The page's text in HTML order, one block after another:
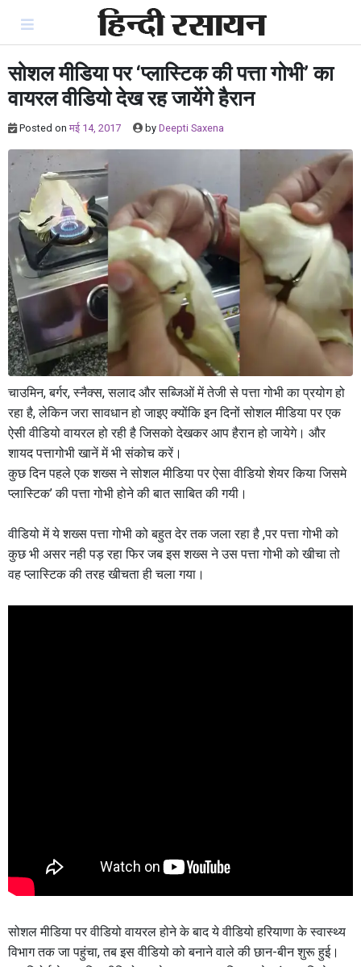
content
सोशल मीडिया पर ‘प्लास्टिक की पत्ता गोभी’ का
वायरल वीडियो देख रह जायेंगे हैरान
Posted on मई 14, 2017 by Deepti Saxena
चाउमिन, बर्गर, स्नैक्स, सलाद और सब्जिओं में तेजी से पत्ता गोभी का प्रयोग हो
रहा है, लेकिन जरा सावधान हो जाइए क्योंकि इन दिनों सोशल मीडिया पर एक
ऐसी वीडियो वायरल हो रही है जिसको देखकर आप हैरान हो जायेगे। और
शायद पत्तागोभी खानें में भी संकोच करें।
कुछ दिन पहले एक शख्स ने सोशल मीडिया पर ऐसा वीडियो शेयर किया जिसमे
प्लास्टिक’ की पत्ता गोभी होने की बात साबित की गयी।
वीडियो में ये शख्स पत्ता गोभी को बहुत देर तक जला रहा है ,पर पत्ता गोभी को
कुछ भी असर नही पड़ रहा फिर जब इस शख्स ने उस पत्ता गोभी को खीचा तो
वह प्लास्टिक की तरह खीचता ही चला गया।
सोशल मीडिया पर वीडियो वायरल होने के बाद ये वीडियो हरियाणा के स्वास्थ्य
विभाग तक जा पहुंचा, तब इस वीडियो को बनाने वाले की छान-बीन शुरू हुई।